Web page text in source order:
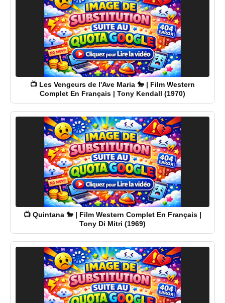
📺 Les Vengeurs de l'Ave Maria 🐎 | Film Western
Complet En Français | Tony Kendall (1970)
📺 Quintana 🐎 | Film Western Complet En Français |
Tony Di Mitri (1969)